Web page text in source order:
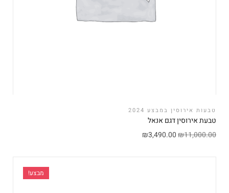
טבעות אירוסין במבצע 2024
טבעת אירוסין דגם אנאל
₪11,000.00
₪3,490.00
מבצע!